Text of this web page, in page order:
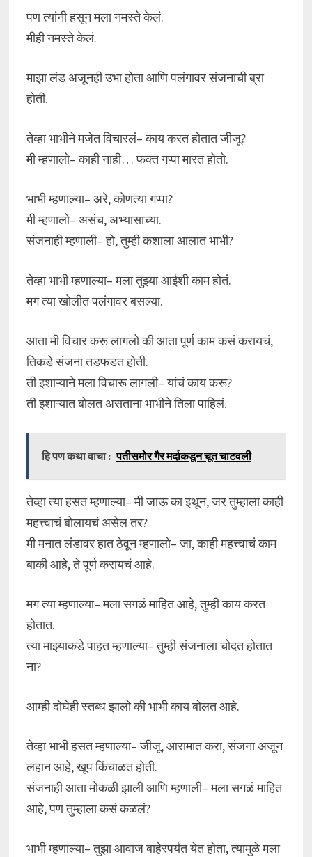
पण त्यांनी हसून मला नमस्ते केलं.
मीही नमस्ते केलं.
माझा लंड अजूनही उभा होता आणि पलंगावर संजनाची ब्रा
होती.
तेव्हा भाभीने मजेत विचारलं– काय करत होतात जीजू?
मी म्हणालो– काही नाही… फक्त गप्पा मारत होतो.
भाभी म्हणाल्या– अरे, कोणत्या गप्पा?
मी म्हणालो– असंच, अभ्यासाच्या.
संजनाही म्हणाली– हो, तुम्ही कशाला आलात भाभी?
तेव्हा भाभी म्हणाल्या– मला तुझ्या आईशी काम होतं.
मग त्या खोलीत पलंगावर बसल्या.
आता मी विचार करू लागलो की आता पूर्ण काम कसं करायचं,
तिकडे संजना तडफडत होती.
ती इशाऱ्याने मला विचारू लागली– यांचं काय करू?
ती इशाऱ्यात बोलत असताना भाभीने तिला पाहिलं.
हि पण कथा वाचा : पतीसमोर गैर मर्दाकडून चूत चाटवली
तेव्हा त्या हसत म्हणाल्या– मी जाऊ का इथून, जर तुम्हाला काही
महत्त्वाचं बोलायचं असेल तर?
मी मनात लंडावर हात ठेवून म्हणालो– जा, काही महत्त्वाचं काम
बाकी आहे, ते पूर्ण करायचं आहे.
मग त्या म्हणाल्या– मला सगळं माहित आहे, तुम्ही काय करत
होतात.
त्या माझ्याकडे पाहत म्हणाल्या– तुम्ही संजनाला चोदत होतात
ना?
आम्ही दोघेही स्तब्ध झालो की भाभी काय बोलत आहे.
तेव्हा भाभी हसत म्हणाल्या– जीजू, आरामात करा, संजना अजून
लहान आहे, खूप किंचाळत होती.
संजनाही आता मोकळी झाली आणि म्हणाली– मला सगळं माहित
आहे, पण तुम्हाला कसं कळलं?
भाभी म्हणाल्या– तुझा आवाज बाहेरपर्यंत येत होता, त्यामुळे मला